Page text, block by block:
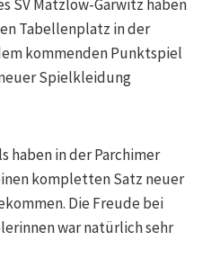
SV Matzlow-Garwitz haben
Tabellenplatz in der
kommenden Punktspiel
Spielkleidung
haben in der Parchimer
kompletten Satz neuer
Die Freude bei
war natürlich sehr